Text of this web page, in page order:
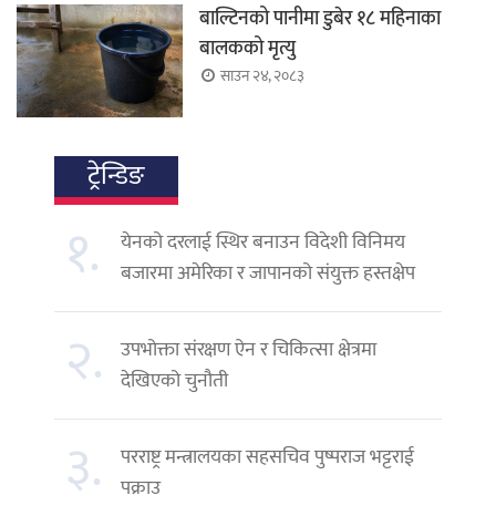
बाल्टिनको पानीमा डुबेर १८ महिनाका
बालकको मृत्यु
साउन २४, २०८३
ट्रेन्डिङ
१.
येनको दरलाई स्थिर बनाउन विदेशी विनिमय
बजारमा अमेरिका र जापानको संयुक्त हस्तक्षेप
२. उपभोक्ता संरक्षण ऐन र चिकित्सा क्षेत्रमा
देखिएको चुनौती
३.
परराष्ट्र मन्त्रालयका सहसचिव पुष्पराज भट्टराई
पक्राउ